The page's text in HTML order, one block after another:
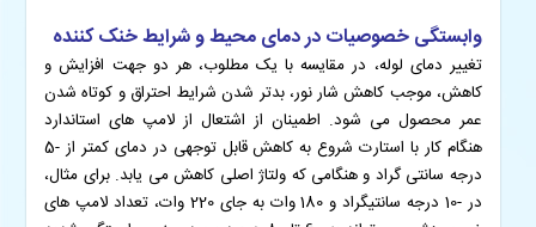
وابستگی خصوصیات در دمای محیط و شرایط خنک کننده
تغییر دمای لوله، در مقایسه با یک مطلوب، هر دو جهت افزایش و
کاهش، موجب کاهش شار نور، بدتر شدن شرایط احتراق و کوتاه شدن
عمر محصول می شود. اطمینان از اشتعال از لامپ های استاندارد
هنگام کار با استارت شروع به کاهش قابل توجهی در دمای کمتر از -5
درجه سانتی گراد و هنگامی که ولتاژ اصلی کاهش می یابد. برای مثال،
در -10 درجه سانتیگراد و 180 وات به جای 220 وات، تعداد لامپ های